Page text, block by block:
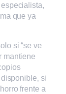
que ya
si “se ve
mantiene
si
frente a